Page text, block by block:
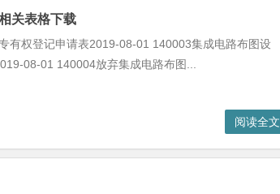
关表格下载
有权登记申请表2019-08-01 140003集成电路布图设
08-01 140004放弃集成电路布图...
阅读全文